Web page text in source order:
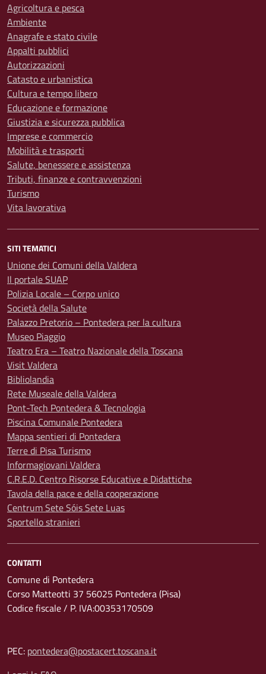
Agricoltura e pesca
Ambiente
Anagrafe e stato civile
Appalti pubblici
Autorizzazioni
Catasto e urbanistica
Cultura e tempo libero
Educazione e formazione
Giustizia e sicurezza pubblica
Imprese e commercio
Mobilità e trasporti
Salute, benessere e assistenza
Tributi, finanze e contravvenzioni
Turismo
Vita lavorativa
SITI TEMATICI
Unione dei Comuni della Valdera
Il portale SUAP
Polizia Locale – Corpo unico
Società della Salute
Palazzo Pretorio – Pontedera per la cultura
Museo Piaggio
Teatro Era – Teatro Nazionale della Toscana
Visit Valdera
Bibliolandia
Rete Museale della Valdera
Pont-Tech Pontedera & Tecnologia
Piscina Comunale Pontedera
Mappa sentieri di Pontedera
Terre di Pisa Turismo
Informagiovani Valdera
C.R.E.D. Centro Risorse Educative e Didattiche
Tavola della pace e della cooperazione
Centrum Sete Sóis Sete Luas
Sportello stranieri
CONTATTI
Comune di Pontedera
Corso Matteotti 37 56025 Pontedera (Pisa)
Codice fiscale / P. IVA:00353170509
PEC: pontedera@postacert.toscana.it